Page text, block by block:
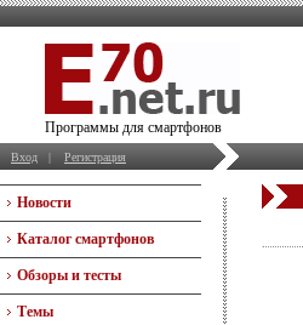
Программы для смартфонов
Вход | Регистрация
Новости
Каталог смартфонов
Обзоры и тесты
Темы